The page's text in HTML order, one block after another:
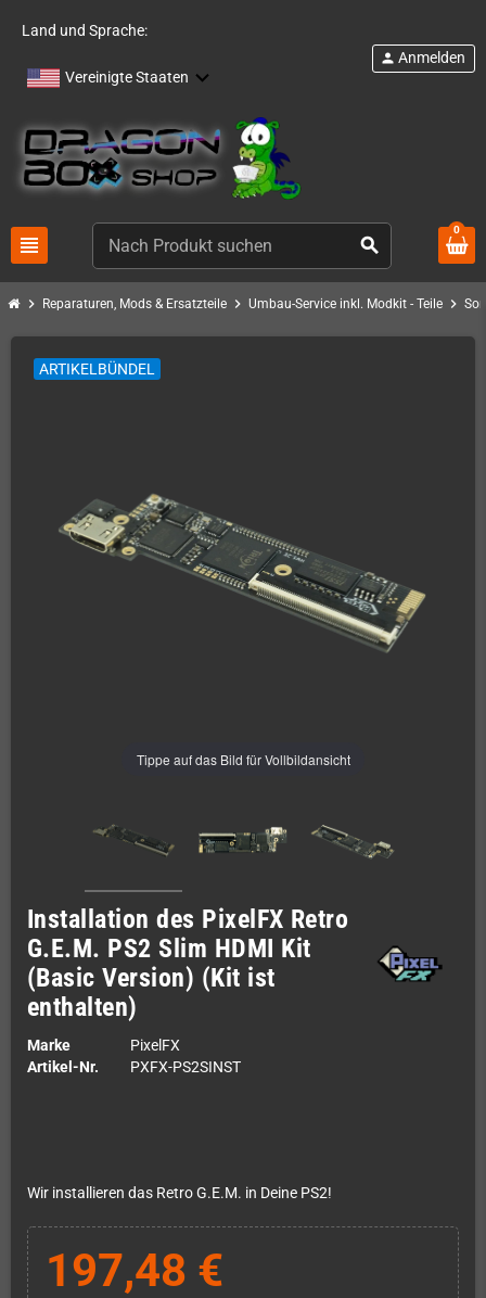
Land und Sprache:
Vereinigte Staaten
view_headline search
person Anmelden
0
chevron_right Reparaturen, Mods & Ersatzteile chevron_right Umbau-Service inkl. Modkit - Teile chevron_right
Tippe auf das Bild für Vollbildansicht
ARTIKELBÜNDEL
Installation des PixelFX Retro
G.E.M. PS2 Slim HDMI Kit
(Basic Version) (Kit ist
enthalten)
Marke
PixelFX
Artikel-Nr.
PXFX-PS2SINST
Wir installieren das Retro G.E.M. in Deine PS2!
197,48 €